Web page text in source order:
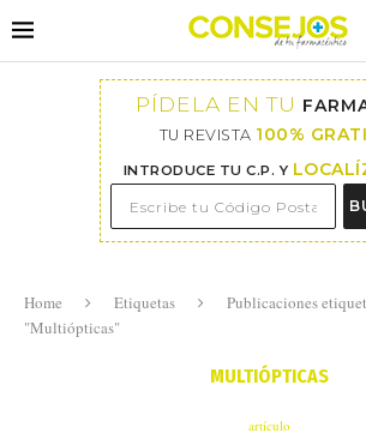
PÍDELA EN TU
TU REVISTA 100%
INTRODUCE TU C.P. Y
Home Etiquetas
Publicaciones
"Multiópticas"
MULTIÓPTICAS
artículo